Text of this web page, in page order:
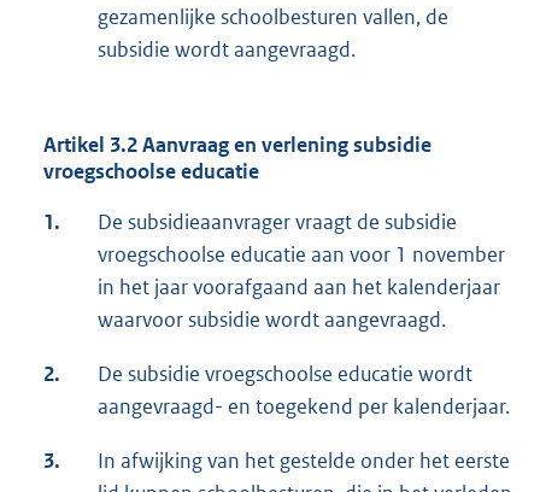
gezamenlijke schoolbesturen vallen, de
subsidie wordt aangevraagd.
Artikel 3.2 Aanvraag en verlening subsidie
vroegschoolse educatie
1.
De subsidieaanvrager vraagt de subsidie
vroegschoolse educatie aan voor 1 november
in het jaar voorafgaand aan het kalenderjaar
waarvoor subsidie wordt aangevraagd.
2.
De subsidie vroegschoolse educatie wordt
aangevraagd- en toegekend per kalenderjaar.
3.
In afwijking van het gestelde onder het eerste